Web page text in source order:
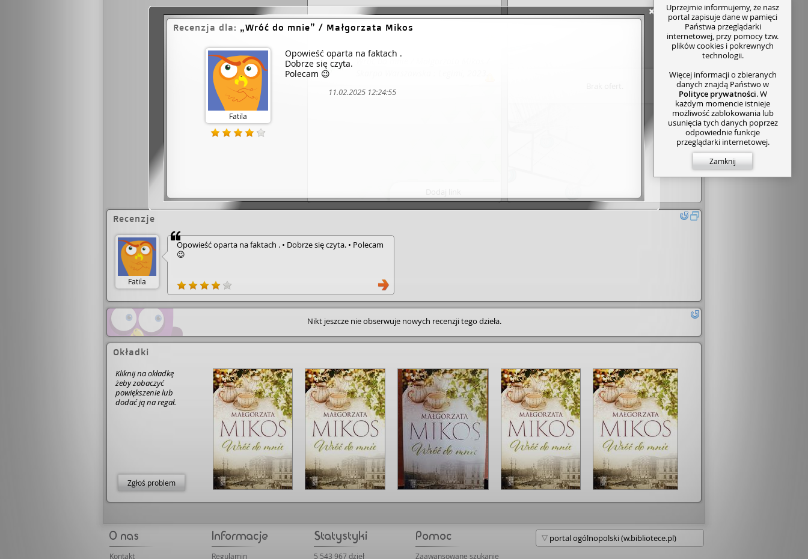
Wróć do mnie / Małgorzata Mikos /
Agencja Wydawniczo-Reklamowa
BIBLIO, 2023.
Dodaj link
Recenzje
Fatila
Opowieść oparta na faktach . • Dobrze się czyta. • Polecam
😉
Nikt jeszcze nie obserwuje nowych recenzji tego dzieła.
Okładki
Kliknij na okładkę
żeby zobaczyć
powiększenie lub
dodać ją na regał.
Zgłoś problem
Kontakt Regulamin 5 543 967 dzieł Zaawansowane szukanie
Recenzja dla: Wróć do mnie / Małgorzata Mikos
Fatila
Opowieść oparta na faktach .
Dobrze się czyta.
Polecam 😉
11.02.2025 12:24:55
Uprzejmie informujemy, że nasz
portal zapisuje dane w pamięci
Państwa przeglądarki
internetowej, przy pomocy tzw.
plików cookies i pokrewnych
technologii.
Więcej informacji o zbieranych
danych znajdą Państwo w
Polityce prywatności. W
każdym momencie istnieje
możliwość zablokowania lub
usunięcia tych danych poprzez
odpowiednie funkcje
przeglądarki internetowej.
Zamknij